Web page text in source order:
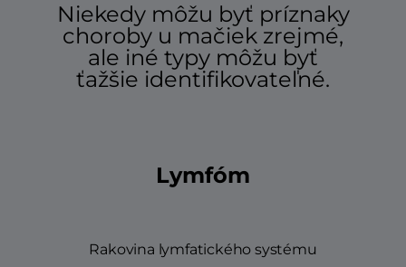
Niekedy môžu byť príznaky
choroby u mačiek zrejmé,
ale iné typy môžu byť
ťažšie identifikovateľné.
Lymfóm
Rakovina lymfatického systému